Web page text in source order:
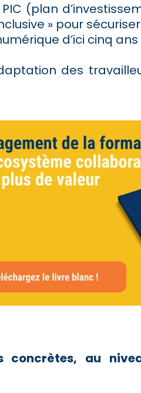
PIC (plan
» pour
d’ici cinq ans
des
concrètes, au